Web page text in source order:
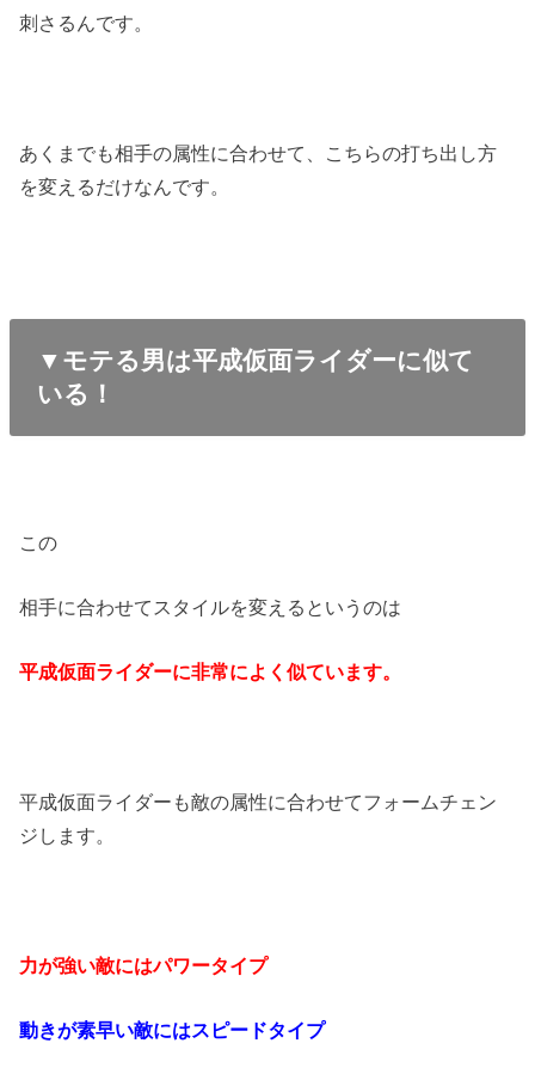
刺さるんです。
あくまでも相手の属性に合わせて、こちらの打ち出し方
を変えるだけなんです。
▼モテる男は平成仮面ライダーに似て
いる！
この
相手に合わせてスタイルを変えるというのは
平成仮面ライダーに非常によく似ています。
平成仮面ライダーも敵の属性に合わせてフォームチェン
ジします。
力が強い敵にはパワータイプ
動きが素早い敵にはスピードタイプ